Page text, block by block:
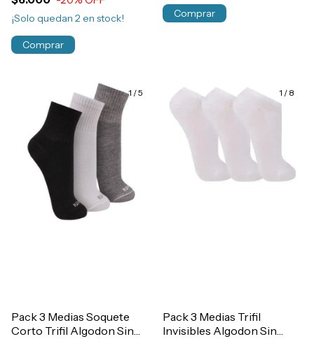
¡Solo quedan 2en stock!
Comprar
Comprar
1 /5
Pack 3 Medias Soquete
Corto Trifil Algodon Sin
1 / 8
Pack 3 Medias Trifil
Invisibles Algodon Sin